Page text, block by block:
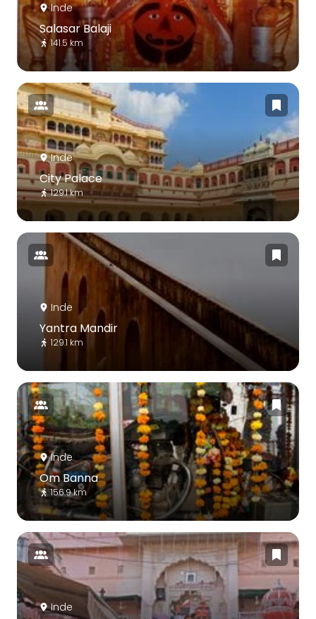
Inde
Salasar Balaji
141.5 km
Inde
City Palace
129.1 km
Inde
Yantra Mandir
129.1 km
Inde
Om Banna
156.9 km
Inde